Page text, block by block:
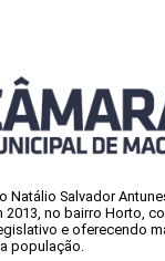
Natálio Salvador
2013, no bairro Horto,
e oferecendo
população.